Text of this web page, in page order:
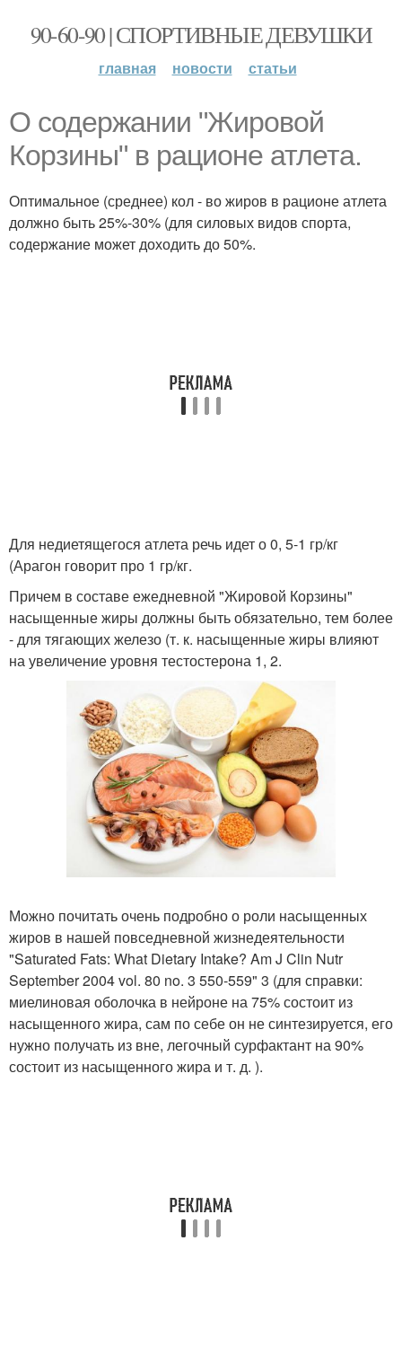
90-60-90 | СПОРТИВНЫЕ ДЕВУШКИ
главная новости статьи
О содержании "Жировой
Корзины" в рационе атлета.
Оптимальное (среднее) кол - во жиров в рационе атлета
должно быть 25%-30% (для силовых видов спорта,
содержание может доходить до 50%.
Для недиетящегося атлета речь идет о 0, 5-1 гр/кг
(Арагон говорит про 1 гр/кг.
Причем в составе ежедневной "Жировой Корзины"
насыщенные жиры должны быть обязательно, тем более
- для тягающих железо (т. к. насыщенные жиры влияют
на увеличение уровня тестостерона 1, 2.
Можно почитать очень подробно о роли насыщенных
жиров в нашей повседневной жизнедеятельности
"Saturated Fats: What Dietary Intake? Am J Clin Nutr
September 2004 vol. 80 no. 3 550-559" 3 (для справки:
миелиновая оболочка в нейроне на 75% состоит из
насыщенного жира, сам по себе он не синтезируется, его
нужно получать из вне, легочный сурфактант на 90%
состоит из насыщенного жира и т. д. ).